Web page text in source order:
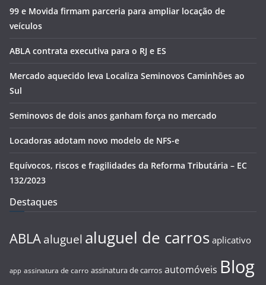
99 e Movida firmam parceria para ampliar locação de
veículos
ABLA contrata executiva para o RJ e ES
Mercado aquecido leva Localiza Seminovos Caminhões ao
Sul
Seminovos de dois anos ganham força no mercado
Locadoras adotam novo modelo de NFS-e
Equívocos, riscos e fragilidades da Reforma Tributária – EC
132/2023
Destaques
ABLA aluguel aluguel de carros aplicativo
app assinatura de carro assinatura de carros automóveis Blog